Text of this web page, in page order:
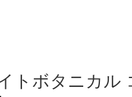
トボタニカル